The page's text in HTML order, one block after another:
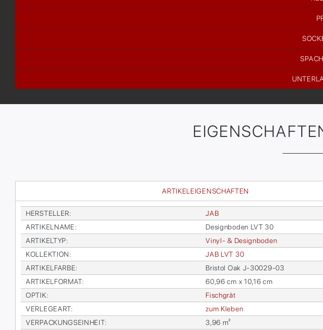
ARTIKELEIGENSCHAFTEN
HER­STEL­LER:
JAB
AR­TI­KEL­NA­ME:
De­sign­bo­den LVT 30
AR­TI­KEL­TYP:
Vi­nyl- & De­sign­bo­den
KOL­LEK­TI­ON:
JAB LVT 30
AR­TI­KEL­FAR­BE:
Bris­tol Oak J-30029-03
AR­TI­KEL­FOR­MAT:
60,96 cm x 10,16 cm
OP­TIK:
Fisch­grät
VER­LE­GE­ART:
zum Kle­ben
VER­PA­CKUNGS­EIN­HEIT:
3,96 m²